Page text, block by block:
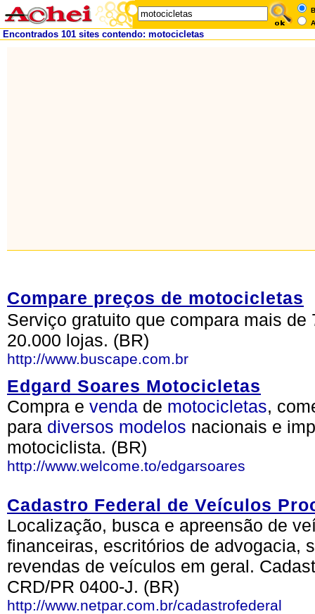
Encontrados 101 sites contendo: motocicletas
Compare preços de motocicletas
Serviço gratuito que compara mais
20.000 lojas. (BR)
http://www.buscape.com.br
Edgard Soares Motocicletas
Compra e venda de motocicletas,
para diversos modelos nacionais e
motociclista. (BR)
http://www.welcome.to/edgarsoares
Cadastro Federal de Veículos
Localização, busca e apreensão de
financeiras, escritórios de advogacia,
revendas de veículos em geral.
CRD/PR 0400-J. (BR)
http://www.netpar.com.br/cadastrofederal